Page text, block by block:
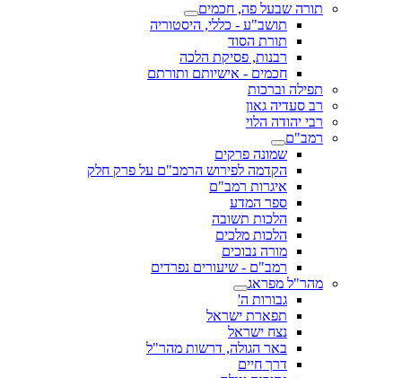
תורה שבעל פה, חכמים
תושב"ע - כללי, היסטוריה
תורת הסוד
רבנות, פסיקת הלכה
חכמים - אישיותם ותורתם
תפילה וברכות
רב סעדיה גאון
רבי יהודה הלוי
רמב"ם
שמונה פרקים
הקדמה לפירוש הרמב"ם על פרק חלק
איגרות רמב"ם
ספר המדע
הלכות תשובה
הלכות מלכים
מורה נבוכים
רמב"ם - שיעורים נפרדים
מהר"ל מפראג
גבורות ה'
תפארת ישראל
נצח ישראל
באר הגולה, דרשות מהר"ל
דרך חיים